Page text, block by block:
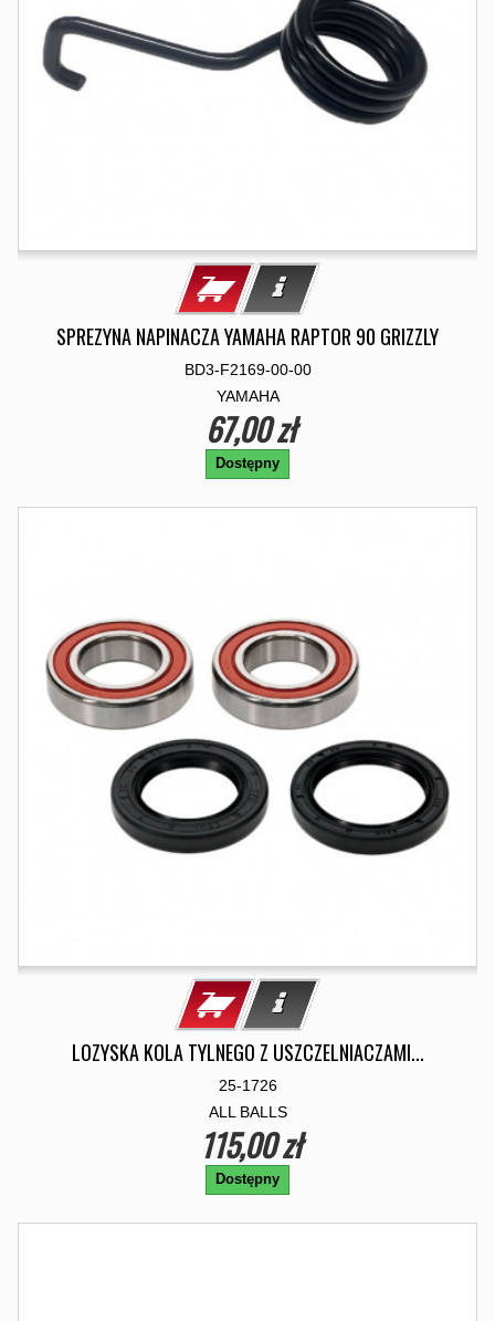
SPREZYNA NAPINACZA YAMAHA RAPTOR 90 GRIZZLY
BD3-F2169-00-00
YAMAHA
67,00 zł
Dostępny
LOZYSKA KOLA TYLNEGO Z USZCZELNIACZAMI...
25-1726
ALL BALLS
115,00 zł
Dostępny